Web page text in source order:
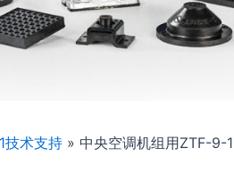
1技术支持 » 中央空调机组用ZTF-9-